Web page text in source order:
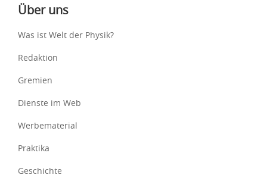
Über uns
Was ist Welt der Physik?
Redaktion
Gremien
Dienste im Web
Werbematerial
Praktika
Geschichte